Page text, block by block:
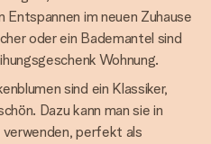
Entspannen im neuen Zuhause
oder ein Bademantel sind
Wohnung.
sind ein Klassiker,
Dazu kann man sie in
verwenden, perfekt als